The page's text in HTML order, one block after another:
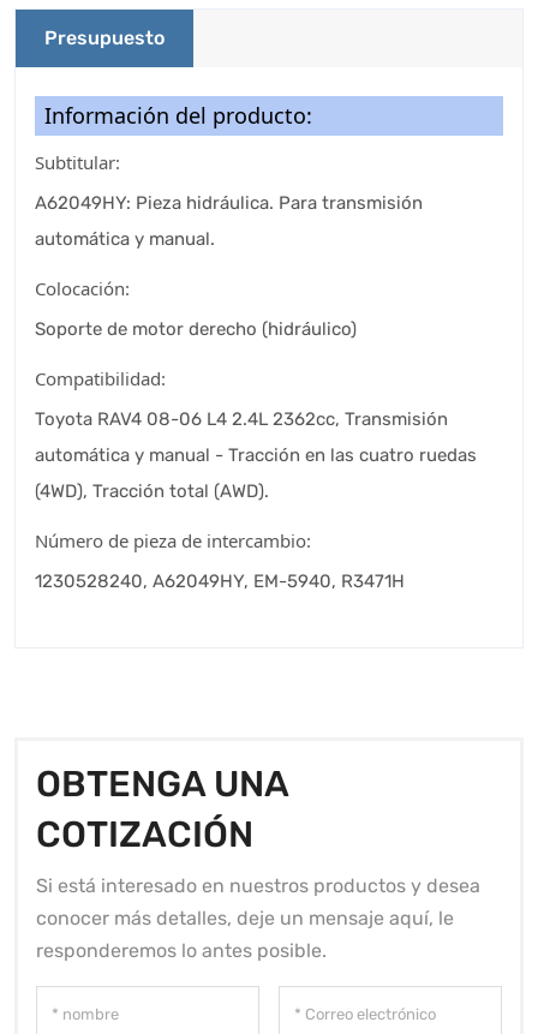
Presupuesto
Información del producto:
Subtitular:
A62049HY: Pieza hidráulica. Para transmisión
automática y manual.
Colocación:
Soporte de motor derecho (hidráulico)
Compatibilidad:
Toyota RAV4 08-06 L4 2.4L 2362cc, Transmisión
automática y manual - Tracción en las cuatro ruedas
(4WD), Tracción total (AWD).
Número de pieza de intercambio:
1230528240, A62049HY, EM-5940, R3471H
OBTENGA UNA
COTIZACIÓN
Si está interesado en nuestros productos y desea
conocer más detalles, deje un mensaje aquí, le
responderemos lo antes posible.